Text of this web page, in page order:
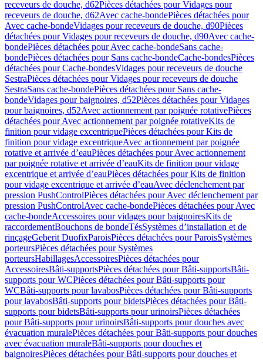
receveurs de douche, d62Pièces détachées pour Vidages pour
receveurs de douche, d62Avec cache-bondePièces détachées pour
Avec cache-bondeVidages pour receveurs de douche, d90Pièces
détachées pour Vidages pour receveurs de douche, d90Avec cache-
bondePièces détachées pour Avec cache-bondeSans cache-
bondePièces détachées pour Sans cache-bondeCache-bondesPièces
détachées pour Cache-bondesVidages pour receveurs de douche
SestraPièces détachées pour Vidages pour receveurs de douche
SestraSans cache-bondePièces détachées pour Sans cache-
bondeVidages pour baignoires, d52Pièces détachées pour Vidages
pour baignoires, d52Avec actionnement par poignée rotativePièces
détachées pour Avec actionnement par poignée rotativeKits de
finition pour vidage excentriquePièces détachées pour Kits de
finition pour vidage excentriqueAvec actionnement par poignée
rotative et arrivée d’eauPièces détachées pour Avec actionnement
par poignée rotative et arrivée d’eauKits de finition pour vidage
excentrique et arrivée d’eauPièces détachées pour Kits de finition
pour vidage excentrique et arrivée d’eauAvec déclenchement par
pression PushControlPièces détachées pour Avec déclenchement par
pression PushControlAvec cache-bondePièces détachées pour Avec
cache-bondeAccessoires pour vidages pour baignoiresKits de
raccordementBouchons de bondeTésSystèmes d’installation et de
rinçageGeberit DuofixParoisPièces détachées pour ParoisSystèmes
porteursPièces détachées pour Systèmes
porteursHabillagesAccessoiresPièces détachées pour
AccessoiresBâti-supportsPièces détachées pour Bâti-supportsBâti-
supports pour WCPièces détachées pour Bâti-supports pour
WCBâti-supports pour lavabosPièces détachées pour Bâti-supports
pour lavabosBâti-supports pour bidetsPièces détachées pour Bâti-
supports pour bidetsBâti-supports pour urinoirsPièces détachées
pour Bâti-supports pour urinoirsBâti-supports pour douches avec
évacuation muralePièces détachées pour Bâti-supports pour douches
avec évacuation muraleBâti-supports pour douches et
baignoiresPièces détachées pour Bâti-supports pour douches et